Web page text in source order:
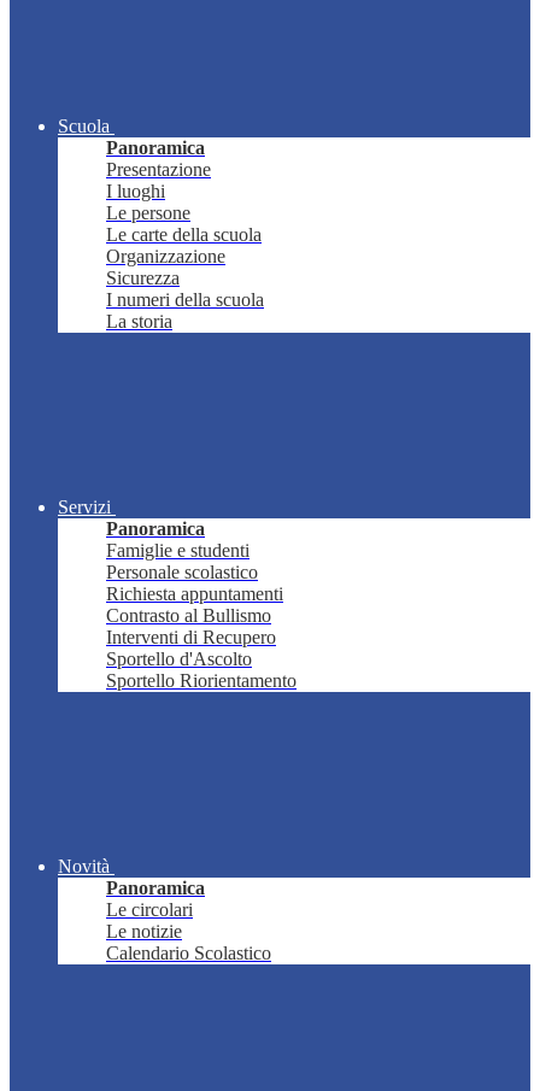
Scuola
Panoramica
Presentazione
I luoghi
Le persone
Le carte della scuola
Organizzazione
Sicurezza
I numeri della scuola
La storia
Servizi
Panoramica
Famiglie e studenti
Personale scolastico
Richiesta appuntamenti
Contrasto al Bullismo
Interventi di Recupero
Sportello d'Ascolto
Sportello Riorientamento
Novità
Panoramica
Le circolari
Le notizie
Calendario Scolastico